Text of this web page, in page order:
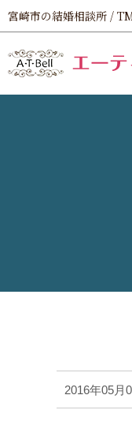
宮崎市の結婚相談所 /
2016年05月